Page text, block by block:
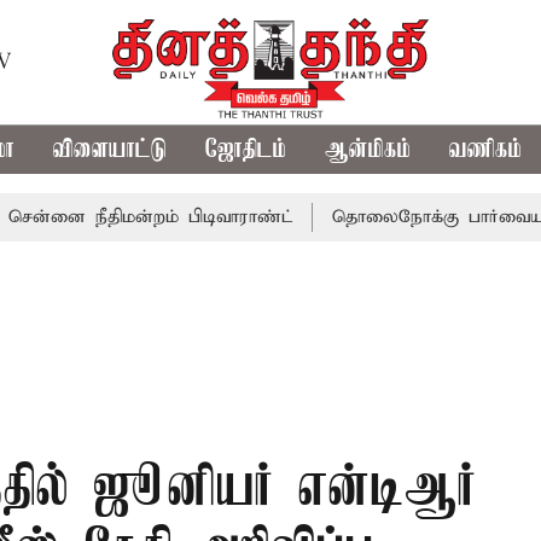
விளையாட்டு ஜோதிடம் ஆன்மிகம் வணிகம்
பிடிவாராண்ட் தொலைநோக்கு பார்வையுடன்
ஜூனியர் என்டிஆர்